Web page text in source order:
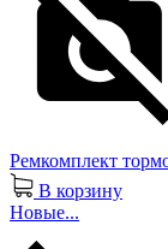
Ремкомплект
В корзину
Новые...